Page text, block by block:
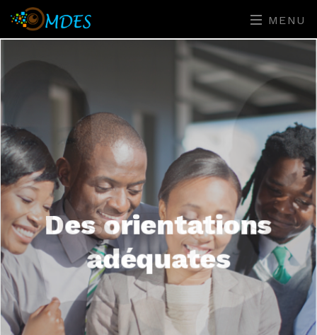
MENU
Des orientations
adéquates